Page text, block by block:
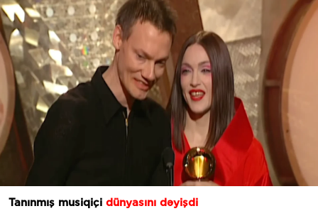
Tanınmış musiqiçi dünyasını dəyişdi